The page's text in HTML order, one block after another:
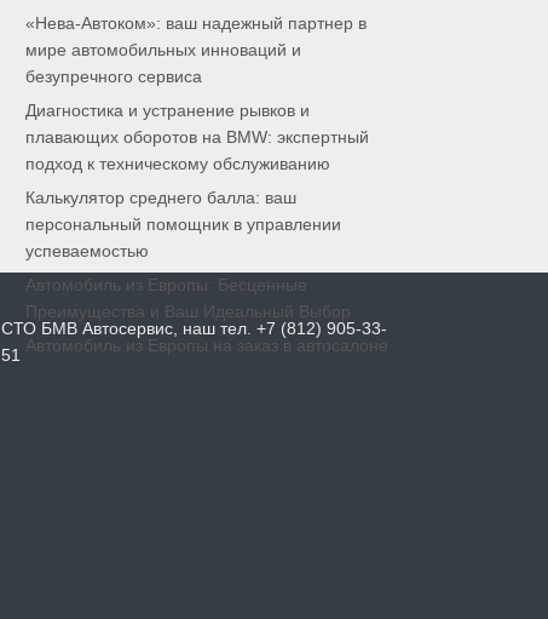
«Нева-Автоком»: ваш надежный партнер в
мире автомобильных инноваций и
безупречного сервиса
Диагностика и устранение рывков и
плавающих оборотов на BMW: экспертный
подход к техническому обслуживанию
Калькулятор среднего балла: ваш
персональный помощник в управлении
успеваемостью
Автомобиль из Европы: Бесценные
Преимущества и Ваш Идеальный Выбор
Автомобиль из Европы на заказ в автосалоне
СТО БМВ Автосервис, наш тел. +7 (812) 905-33-
51